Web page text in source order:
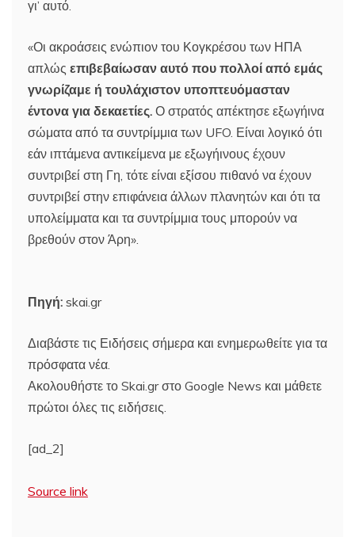
γι’ αυτό.
«Οι ακροάσεις ενώπιον του Κογκρέσου των ΗΠΑ
απλώς επιβεβαίωσαν αυτό που πολλοί από εμάς
γνωρίζαμε ή τουλάχιστον υποπτευόμασταν
έντονα για δεκαετίες. Ο στρατός απέκτησε εξωγήινα
σώματα από τα συντρίμμια των UFO. Είναι λογικό ότι
εάν ιπτάμενα αντικείμενα με εξωγήινους έχουν
συντριβεί στη Γη, τότε είναι εξίσου πιθανό να έχουν
συντριβεί στην επιφάνεια άλλων πλανητών και ότι τα
υπολείμματα και τα συντρίμμια τους μπορούν να
βρεθούν στον Άρη».
Πηγή: skai.gr
Διαβάστε τις Ειδήσεις σήμερα και ενημερωθείτε για τα
πρόσφατα νέα.
Ακολουθήστε το Skai.gr στο Google News και μάθετε
πρώτοι όλες τις ειδήσεις.
[ad_2]
Source link